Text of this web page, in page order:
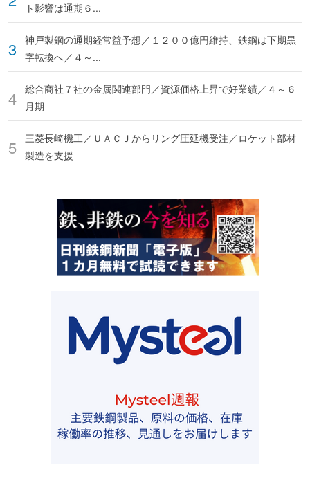
ト影響は通期６...
神戸製鋼の通期経常益予想／１２００億円維持、鉄鋼は下期黒
字転換へ／４～...
総合商社７社の金属関連部門／資源価格上昇で好業績／４～６
月期
三菱長崎機工／ＵＡＣＪからリング圧延機受注／ロケット部材
製造を支援